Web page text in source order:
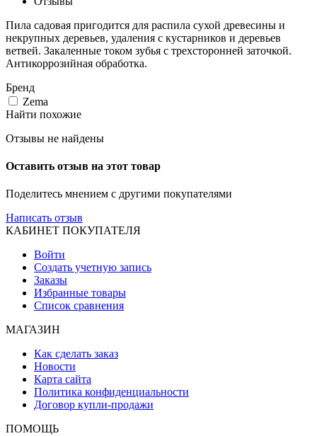
Пила садовая пригодится для распила сухой древесины и
некрупных деревьев, удаления с кустарников и деревьев
ветвей. Закаленные током зубья с трехсторонней заточкой.
Антикоррозийная обработка.
Бренд
Zema
Найти похожие
Отзывы не найдены
Оставить отзыв на этот товар
Поделитесь мнением с другими покупателями
Написать отзыв
КАБИНЕТ ПОКУПАТЕЛЯ
Войти
Создать учетную запись
Заказы
Избранные товары
Список сравнения
МАГАЗИН
Как сделать заказ
Новости
Карта сайта
Политика конфиденциальности
Договор купли-продажи
ПОМОЩЬ